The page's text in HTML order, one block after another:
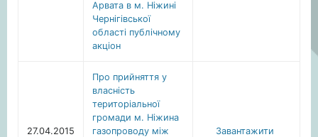
Арвата в м. Ніжині
Чернігівської
області публічному
акціон
27.04.2015
Про прийняття у
власність
територіальної
громади м. Ніжина
газопроводу між
Завантажити